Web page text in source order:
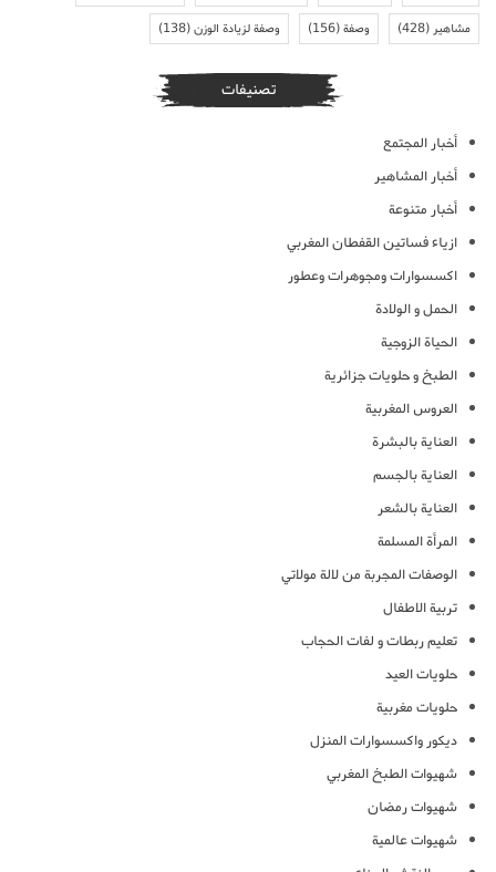
مشاهير(428) وصفة(156) وصفة لزيادة الوزن(138)
تصنيفات
أخبار المجتمع
أخبار المشاهير
أخبار متنوعة
ازياء فساتين القفطان المغربي
اكسسوارات ومجوهرات وعطور
الحمل و الولادة
الحياة الزوجية
الطبخ و حلويات جزائرية
العروس المغربية
العناية بالبشرة
العناية بالجسم
العناية بالشعر
المرأة المسلمة
الوصفات المجربة من لالة مولاتي
تربية الاطفال
تعليم ربطات و لفات الحجاب
حلويات العيد
حلويات مغربية
ديكور واكسسوارات المنزل
شهيوات الطبخ المغربي
شهيوات رمضان
شهيوات عالمية